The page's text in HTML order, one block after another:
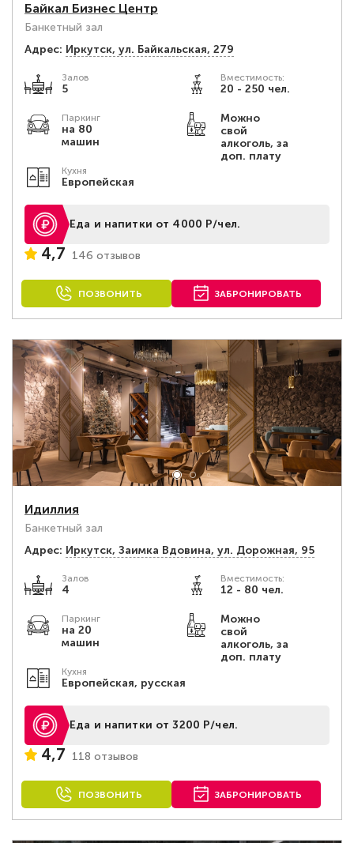
Байкал Бизнес Центр
Банкетный зал
Адрес: Иркутск, ул. Байкальская, 279
Залов
5
Вместимость:
20 - 250 чел.
Паркинг
на 80
машин
Можно
свой
алкоголь, за
доп. плату
Кухня
Европейская
Еда и напитки от 4000 Р/чел.
4,7 146 отзывов
ПОЗВОНИТЬ ЗАБРОНИРОВАТЬ
Идиллия
Банкетный зал
Адрес: Иркутск, Заимка Вдовина, ул. Дорожная, 95
Залов
4
Вместимость:
12 - 80 чел.
Паркинг
на 20
машин
Можно
свой
алкоголь, за
доп. плату
Кухня
Европейская, русская
Еда и напитки от 3200 Р/чел.
4,7 118 отзывов
ПОЗВОНИТЬ ЗАБРОНИРОВАТЬ